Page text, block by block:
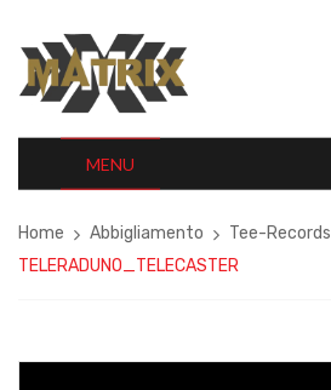
MENU
Home Abbigliamento
Tee-Records
TELERADUNO_TELECASTER